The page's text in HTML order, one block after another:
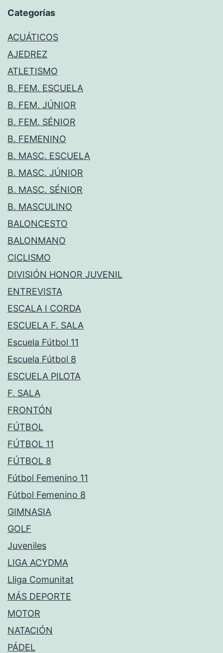
Categorías
ACUÁTICOS
AJEDREZ
ATLETISMO
B. FEM. ESCUELA
B. FEM. JÚNIOR
B. FEM. SÉNIOR
B. FEMENINO
B. MASC. ESCUELA
B. MASC. JÚNIOR
B. MASC. SÉNIOR
B. MASCULINO
BALONCESTO
BALONMANO
CICLISMO
DIVISIÓN HONOR JUVENIL
ENTREVISTA
ESCALA I CORDA
ESCUELA F. SALA
Escuela Fútbol 11
Escuela Fútbol 8
ESCUELA PILOTA
F. SALA
FRONTÓN
FÚTBOL
FÚTBOL 11
FÚTBOL 8
Fútbol Femenino 11
Fútbol Femenino 8
GIMNASIA
GOLF
Juveniles
LIGA ACYDMA
Lliga Comunitat
MÁS DEPORTE
MOTOR
NATACIÓN
PÁDEL